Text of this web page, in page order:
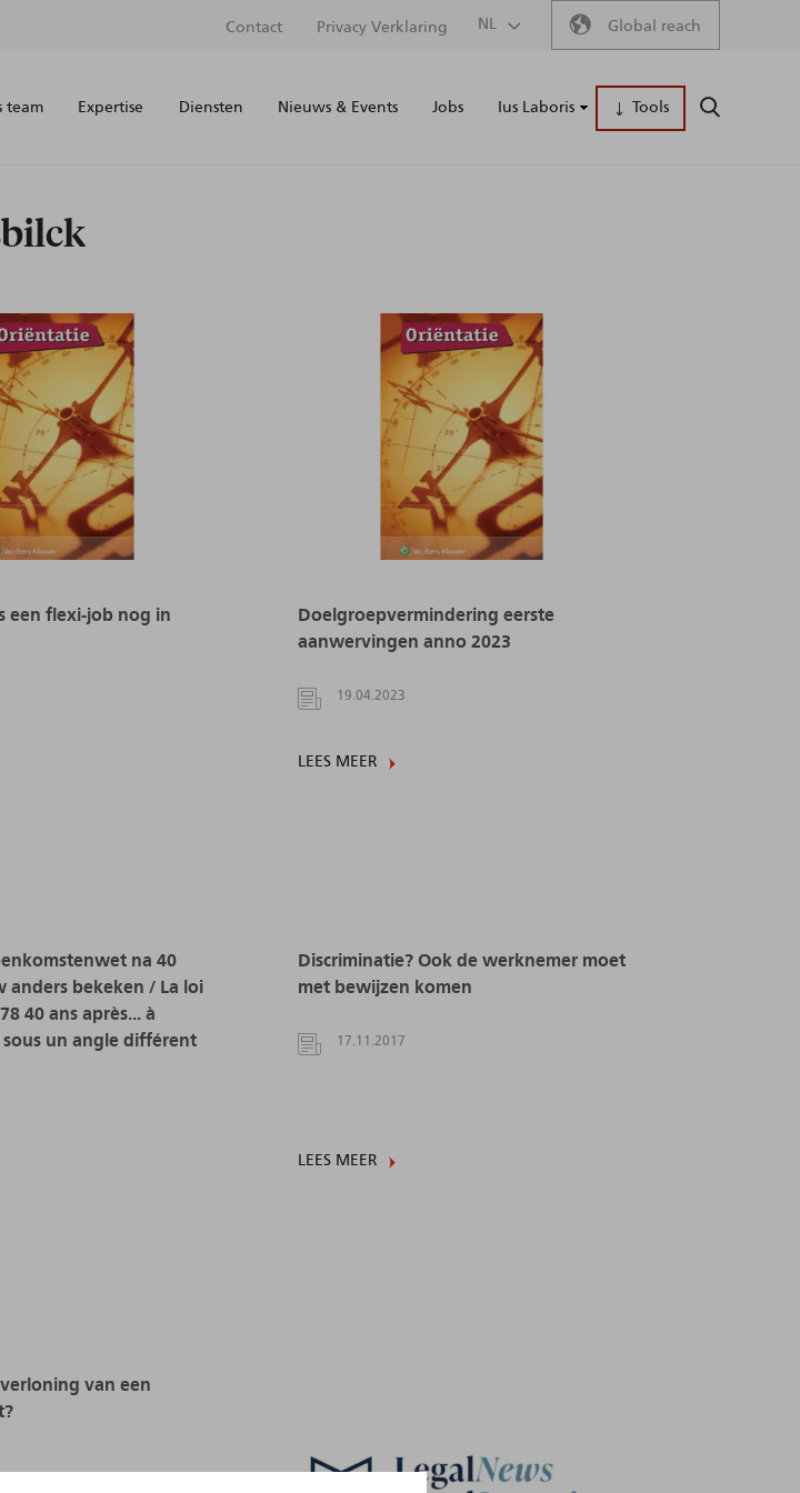
Secondary
menu
Contact Privacy Verklaring NL Global reach
Main
team Expertise Diensten Nieuws & Events Jobs Ius Laboris Tools ZOEKEN
een flexi-job nog in
Doelgroepvermindering eerste
aanwervingen anno 2023
19.04.2023
LEES MEER
na 40
anders bekeken / La loi
40 ans après... à
un angle différent
Discriminatie? Ook de werknemer moet
met bewijzen komen
17.11.2017
LEES MEER
van een